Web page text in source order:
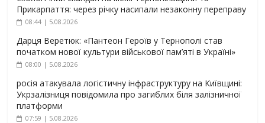
Прикарпаття: через річку насипали незаконну переправу
08:44 | 5.08.2026
Дарця Веретюк: «Пантеон Героїв у Тернополі став
початком нової культури військової пам’яті в Україні»
08:00 | 5.08.2026
росія атакувала логістичну інфраструктуру на Київщині:
Укрзалізниця повідомила про загиблих біля залізничної
платформи
07:59 | 5.08.2026